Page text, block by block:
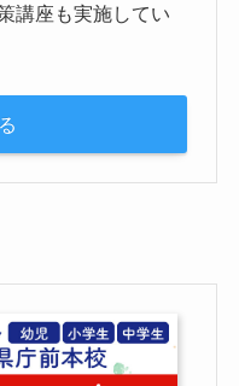
講座も実施してい